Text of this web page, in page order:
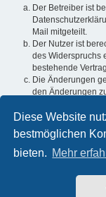
Diese Website
bestmöglichen
bieten. Mehr
Der Betreiber ist
Mail mitgeteilt.
Der Nutzer ist
des Widerspruchs
bestehende
Die Änderungen
den Änderungen
Informationen über
sind in der
Powered